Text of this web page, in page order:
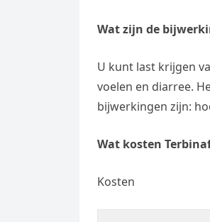
Wat zijn de
U kunt last krijgen
voelen en diarree.
bijwerkingen zijn:
Wat kosten
Kosten